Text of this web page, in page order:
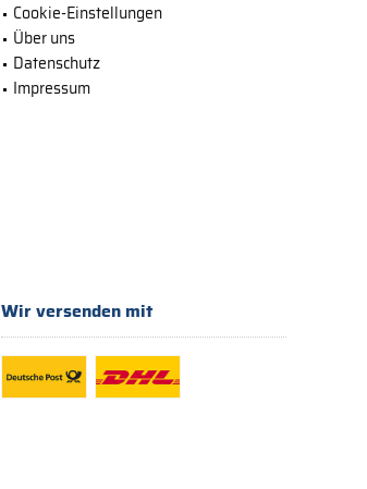
Cookie-Einstellungen
Über uns
Datenschutz
Impressum
Wir versenden mit